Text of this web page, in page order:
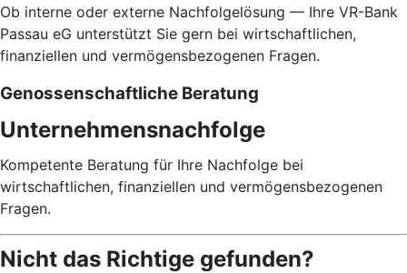
Ob interne oder externe Nachfolgelösung — Ihre VR-Bank
Passau eG unterstützt Sie gern bei wirtschaftlichen,
finanziellen und vermögensbezogenen Fragen.
Genossenschaftliche Beratung
Unternehmensnachfolge
Kompetente Beratung für Ihre Nachfolge bei
wirtschaftlichen, finanziellen und vermögensbezogenen
Fragen.
Nicht das Richtige gefunden?